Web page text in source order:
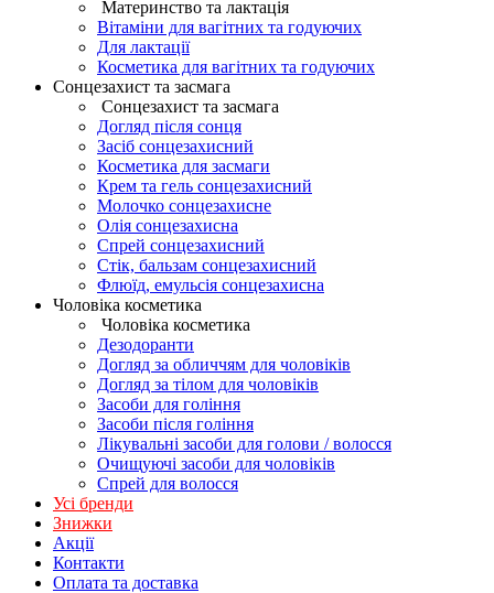
Материнство та лактація
Вітаміни для вагітних та годуючих
Для лактації
Косметика для вагітних та годуючих
Сонцезахист та засмага
Сонцезахист та засмага
Догляд після сонця
Засіб сонцезахисний
Косметика для засмаги
Крем та гель сонцезахисний
Молочко сонцезахисне
Олія сонцезахисна
Спрей сонцезахисний
Стік, бальзам сонцезахисний
Флюїд, емульсія сонцезахисна
Чоловіка косметика
Чоловіка косметика
Дезодоранти
Догляд за обличчям для чоловіків
Догляд за тілом для чоловіків
Засоби для гоління
Засоби після гоління
Лікувальні засоби для голови / волосся
Очищуючі засоби для чоловіків
Спрей для волосся
Усі бренди
Знижки
Акції
Контакти
Оплата та доставка